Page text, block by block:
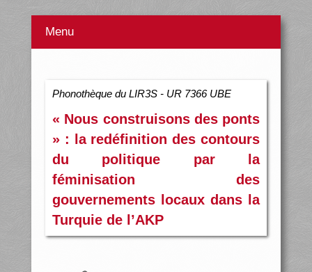
Menu
Phonothèque du LIR3S - UR 7366 UBE
« Nous construisons des ponts
» : la redéfinition des contours
du politique par la
féminisation des
gouvernements locaux dans la
Turquie de l’AKP